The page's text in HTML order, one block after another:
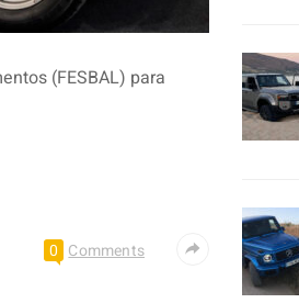
(FESBAL) para
0 Comments